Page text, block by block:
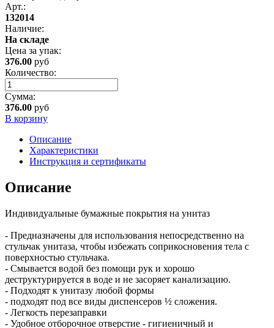
Арт.:
132014
Наличие:
На складе
Цена за упак:
376.00 руб
Количество:
Сумма:
376.00 руб
В корзину
Описание
Характеристики
Инструкция и сертификаты
Описание
Индивидуальные бумажные покрытия на унитаз
- Предназначены для использования непосредственно на
стульчак унитаза, чтобы избежать соприкосновения тела с
поверхностью стульчака.
- Смывается водой без помощи рук и хорошо
деструктурируется в воде и не засоряет канализацию.
- Подходят к унитазу любой формы
- подходят под все виды диспенсеров ½ сложения.
- Легкость перезаправки
- Удобное отборочное отверстие - гигиеничный и